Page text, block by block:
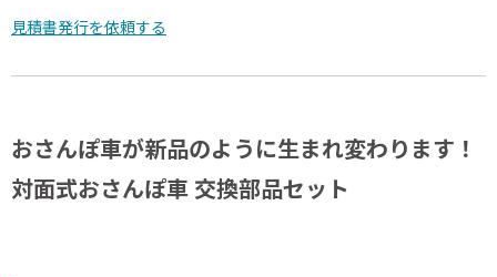
見積書発行を依頼する
おさんぽ車が新品のように生まれ変わります！
対面式おさんぽ車 交換部品セット